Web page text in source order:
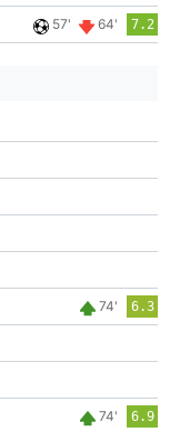
57' 64' 7.2
74' 6.3
74' 6.9